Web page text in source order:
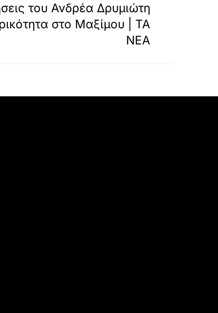
του Ανδρέα Δρυμιώτη
στο Μαξίμου | ΤΑ
ΝΕΑ